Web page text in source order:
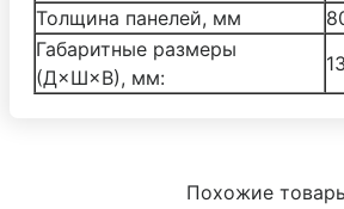
Толщина панелей, мм
Габаритные размеры
(Д×Ш×В), мм:
Похожие